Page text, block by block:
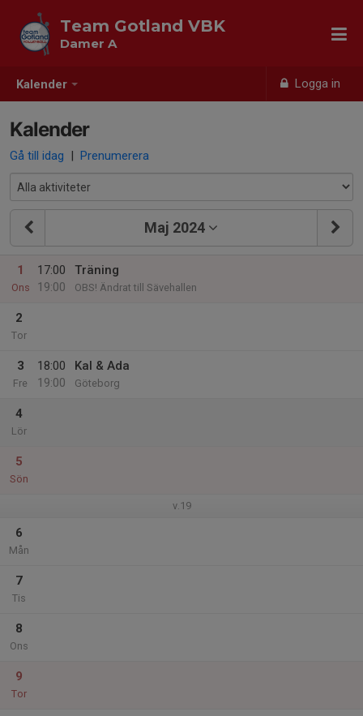
Kalender Logga in
Team Gotland VBK
Damer A
Kalender
Gå till idag | Prenumerera
Maj 2024
1
Ons
17:00
19:00
Träning
OBS! Ändrat till Sävehallen
2
Tor
3
Fre
18:00
19:00
Kal & Ada
Göteborg
4
Lör
5
Sön
v.19
6
Mån
7
Tis
8
Ons
9
Tor